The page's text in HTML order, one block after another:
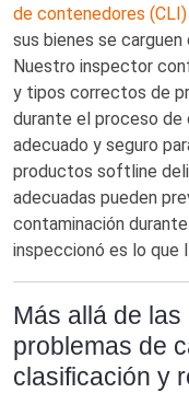
de contenedores (CLI)
sus bienes se
Nuestro inspector
y tipos correctos de
durante el proceso de
adecuado y seguro
productos softline
adecuadas pueden
contaminación
inspeccionó es lo que
Más allá de
problemas de
clasificación y